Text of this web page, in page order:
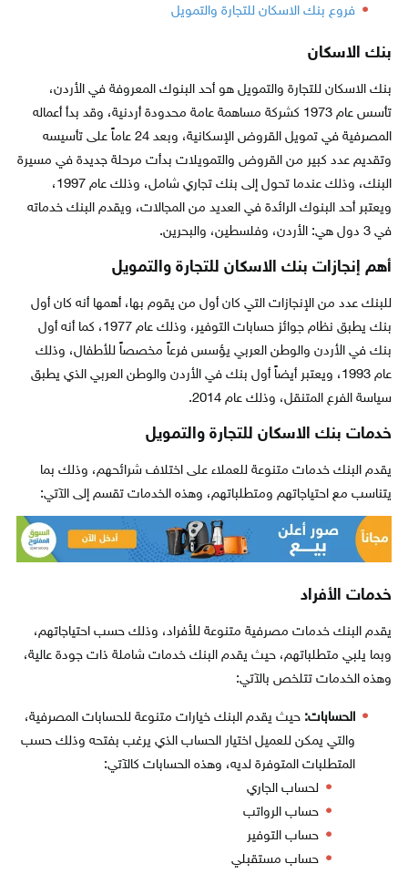
فروع بنك الاسكان للتجارة والتمويل
بنك الاسكان
بنك الاسكان للتجارة والتمويل هو أحد البنوك المعروفة في الأردن،
تأسس عام 1973 كشركة مساهمة عامة محدودة أردنية، وقد بدأ أعماله
المصرفية في تمويل القروض الإسكانية، وبعد 24 عاماً على تأسيسه
وتقديم عدد كبير من القروض والتمويلات بدأت مرحلة جديدة في مسيرة
البنك، وذلك عندما تحول إلى بنك تجاري شامل، وذلك عام 1997،
ويعتبر أحد البنوك الرائدة في العديد من المجالات، ويقدم البنك خدماته
في 3 دول هي: الأردن، وفلسطين، والبحرين.
أهم إنجازات بنك الاسكان للتجارة والتمويل
للبنك عدد من الإنجازات التي كان أول من يقوم بها، أهمها أنه كان أول
بنك يطبق نظام جوائز حسابات التوفير، وذلك عام 1977، كما أنه أول
بنك في الأردن والوطن العربي يؤسس فرعاً مخصصاً للأطفال، وذلك
عام 1993، ويعتبر أيضاً أول بنك في الأردن والوطن العربي الذي يطبق
سياسة الفرع المتنقل، وذلك عام 2014.
خدمات بنك الاسكان للتجارة والتمويل
يقدم البنك خدمات متنوعة للعملاء على اختلاف شرائحهم، وذلك بما
يتناسب مع احتياجاتهم ومتطلباتهم، وهذه الخدمات تقسم إلى الآتي:
خدمات الأفراد
يقدم البنك خدمات مصرفية متنوعة للأفراد، وذلك حسب احتياجاتهم،
وبما يلبي متطلباتهم، حيث يقدم البنك خدمات شاملة ذات جودة عالية،
وهذه الخدمات تتلخص بالآتي:
الحسابات: حيث يقدم البنك خيارات متنوعة للحسابات المصرفية،
والتي يمكن للعميل اختيار الحساب الذي يرغب بفتحه وذلك حسب
المتطلبات المتوفرة لديه، وهذه الحسابات كالآتي:
لحساب الجاري
حساب الرواتب
حساب التوفير
حساب مستقبلي